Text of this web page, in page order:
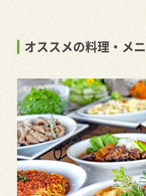
オススメの料理・メ